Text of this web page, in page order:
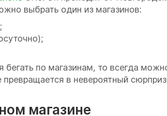
выбрать один из магазинов:
по магазинам, то всегда
в невероятный
магазине